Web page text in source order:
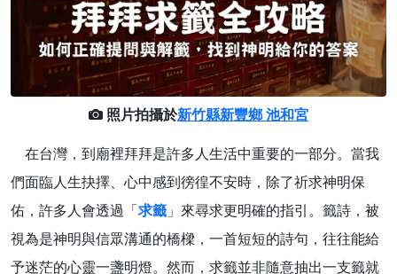
照片拍攝於新竹縣新豐鄉 池和宮
在台灣，到廟裡拜拜是許多人生活中重要的一部分。當我
們面臨人生抉擇、心中感到徬徨不安時，除了祈求神明保
佑，許多人會透過「求籤 」來尋求更明確的指引。籤詩，被
視為是神明與信眾溝通的橋樑，一首短短的詩句，往往能給
予迷茫的心靈一盞明燈。然而，求籤並非隨意抽出一支籤就